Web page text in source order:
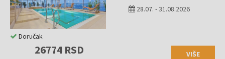
28.07. -31.08.2026
26774 RSD VIŠE
Doručak